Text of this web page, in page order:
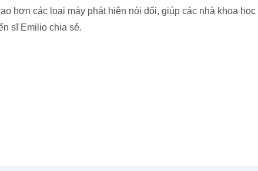
hơn các loại máy phát hiện nói dối, giúp các nhà khoa học
sĩ Emilio chia sẻ.